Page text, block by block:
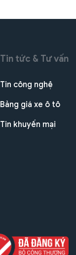
Tin tức & Tư vấn
Tin công nghệ
Bảng giá xe ô tô
Tin khuyến mại